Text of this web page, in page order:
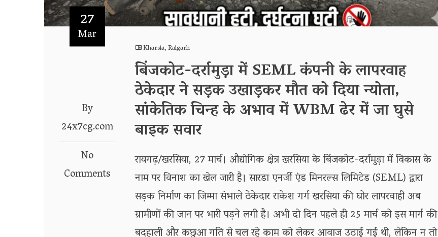
27
Mar
By
24x7cg.com
No
Comments
Kharsia,Raigarh
बिंजकोट-दर्रामुड़ा में SEML कंपनी के लापरवाह
ठेकेदार ने सड़क उखाड़कर मौत को दिया न्योता,
सांकेतिक चिन्ह के अभाव में WBM ढेर में जा घुसे
बाइक सवार
रायगढ़/खरसिया, 27 मार्च। औद्योगिक क्षेत्र खरसिया के बिंजकोट-दर्रामुड़ा में विकास के
नाम पर विनाश का खेल जारी है। सारडा एनर्जी एंड मिनरल्स लिमिटेड (SEML) द्वारा
सड़क निर्माण का जिम्मा संभाले ठेकेदार राकेश गर्ग खरसिया की घोर लापरवाही अब
ग्रामीणों की जान पर भारी पड़ने लगी है। अभी दो दिन पहले ही 25 मार्च को इस मार्ग की